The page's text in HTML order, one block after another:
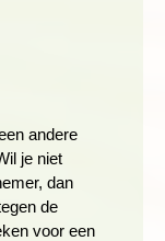
Framura
Corniglia
andere
je niet
dan
de
voor een